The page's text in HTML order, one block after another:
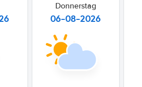
Donnerstag
06-08-2026